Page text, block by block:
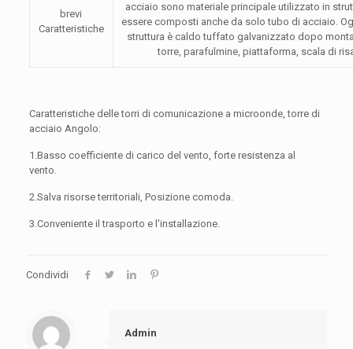
brevi
Caratteristiche
acciaio sono materiale principale utilizzato in
essere composti anche da solo tubo di acciaio.
struttura è caldo tuffato galvanizzato dopo
torre, parafulmine, piattaforma, scala di
Caratteristiche delle torri di comunicazione a microonde, torre di
acciaio Angolo:
1.Basso coefficiente di carico del vento, forte resistenza al
vento.
2.Salva risorse territoriali, Posizione comoda.
3.Conveniente il trasporto e l'installazione.
Condividi
Admin